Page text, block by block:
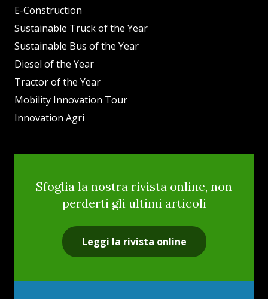
E-Construction
Sustainable Truck of the Year
Sustainable Bus of the Year
Diesel of the Year
Tractor of the Year
Mobility Innovation Tour
Innovation Agri
Sfoglia la nostra rivista online, non
perderti gli ultimi articoli
Leggi la rivista online